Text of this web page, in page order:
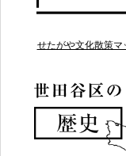
せたがや文化散策マ